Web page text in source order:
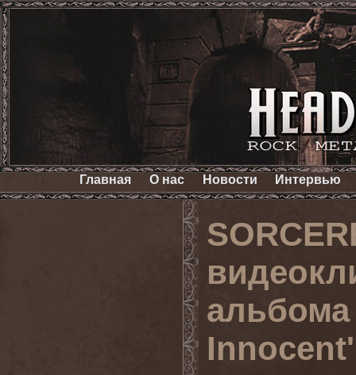
Главная О нас Новости Интервью
Innocent'